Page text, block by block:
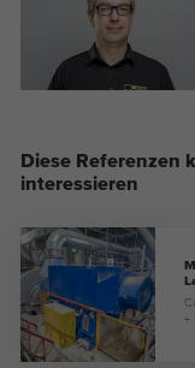
Diese Referenzen
interessieren
+